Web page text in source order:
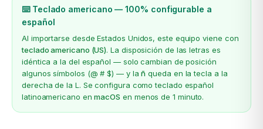
⌨️ Teclado americano — 100% configurable a
español
Al importarse desde Estados Unidos, este equipo viene con
teclado americano (US). La disposición de las letras es
idéntica a la del español — solo cambian de posición
algunos símbolos (@ # $) — y lañ queda en la tecla a la
derecha de la L. Se configura como teclado español
latinoamericano enmacOS en menos de 1 minuto.